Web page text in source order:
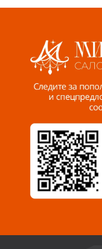
Пенза, ул.
Миасс, ул.
8 922 500 30 39
Сызрань, ул.
8 927 009 54 63
Саратов, ул.